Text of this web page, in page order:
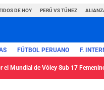
DE HOY PERÚ VS TÚNEZ
FÚTBOL PERUANO F.
el Mundial de Vóley Sub 17